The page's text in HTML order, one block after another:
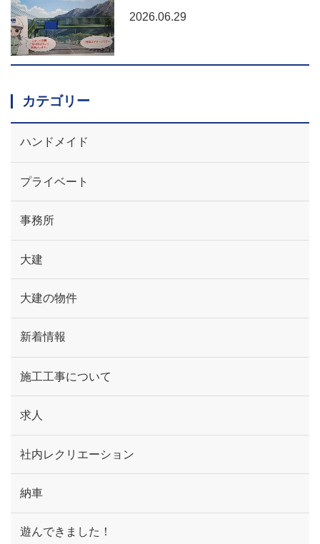
2026.06.29
カテゴリー
ハンドメイド
プライベート
事務所
大建
大建の物件
新着情報
施工工事について
求人
社内レクリエーション
納車
遊んできました！